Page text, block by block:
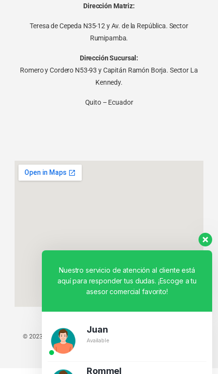
Dirección Matriz:
Teresa de Cepeda N35-12 y Av. de la República. Sector
Rumipamba.
Dirección Sucursal:
Romero y Cordero N53-93 y Capitán Ramón Borja. Sector La
Kennedy.
Quito – Ecuador
© 2023 TODOS LOS DERECHOS RESERVADOS - TECNIT TU TIENDA
TECNOLÓGICA.
Nuestro servicio de atención al cliente está
aquí para responder tus dudas. ¡Escoge a tu
asesor comercial favorito!
Juan
Available
Rommel